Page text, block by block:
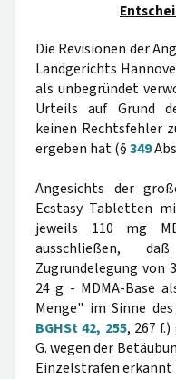
Die Revisionen der
Landgerichts
als unbegründet
Urteils auf Grund
keinen Rechtsfehler
ergeben hat (§349
Angesichts der
Ecstasy Tabletten
jeweils 110 mg
ausschließen,
Zugrundelegung
24 g - MDMA-Base
Menge" im Sinne
BGHSt 42, 255, 267
G. wegen der
Einzelstrafen